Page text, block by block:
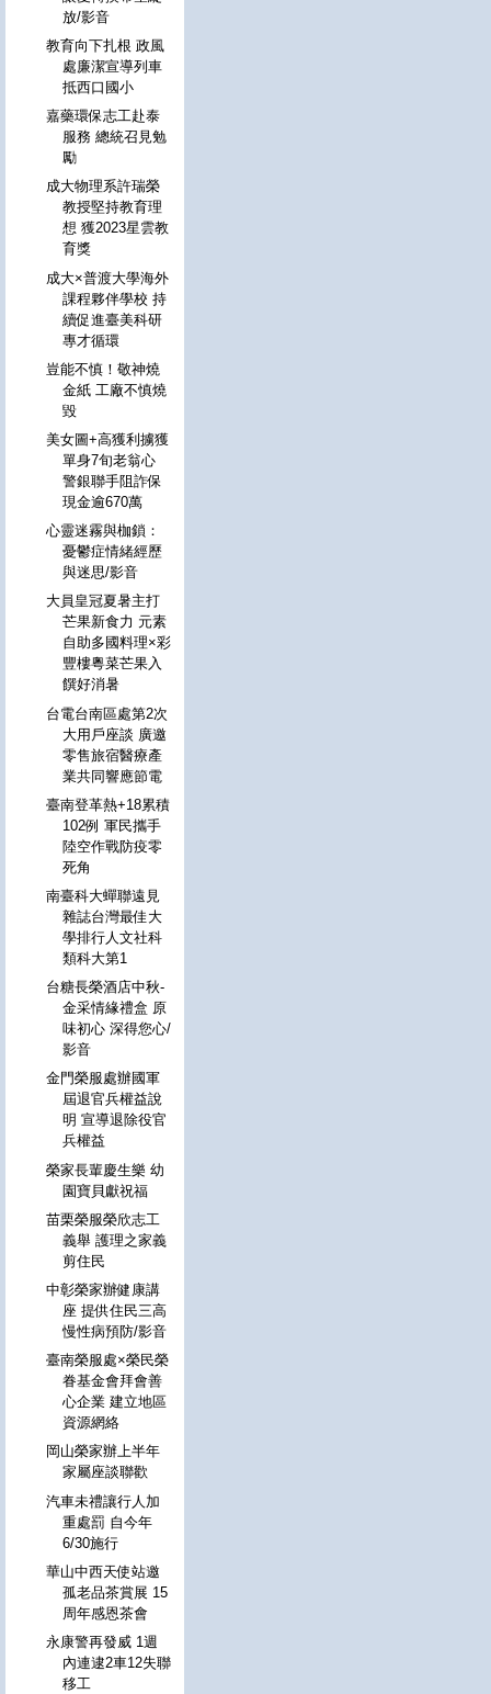
放/影音
教育向下扎根 政風
處廉潔宣導列車
抵西口國小
嘉藥環保志工赴泰
服務 總統召見勉
勵
成大物理系許瑞榮
教授堅持教育理
想 獲2023星雲教
育獎
成大×普渡大學海外
課程夥伴學校 持
續促進臺美科研
專才循環
豈能不慎！敬神燒
金紙 工廠不慎燒
毀
美女圖+高獲利擄獲
單身7旬老翁心
警銀聯手阻詐保
現金逾670萬
心靈迷霧與枷鎖：
憂鬱症情緒經歷
與迷思/影音
大員皇冠夏暑主打
芒果新食力 元素
自助多國料理×彩
豐樓粵菜芒果入
饌好消暑
台電台南區處第2次
大用戶座談 廣邀
零售旅宿醫療產
業共同響應節電
臺南登革熱+18累積
102例 軍民攜手
陸空作戰防疫零
死角
南臺科大蟬聯遠見
雜誌台灣最佳大
學排行人文社科
類科大第1
台糖長榮酒店中秋-
金采情緣禮盒 原
味初心 深得您心/
影音
金門榮服處辦國軍
屆退官兵權益說
明 宣導退除役官
兵權益
榮家長輩慶生樂 幼
園寶貝獻祝福
苗栗榮服榮欣志工
義舉 護理之家義
剪住民
中彰榮家辦健康講
座 提供住民三高
慢性病預防/影音
臺南榮服處×榮民榮
眷基金會拜會善
心企業 建立地區
資源網絡
岡山榮家辦上半年
家屬座談聯歡
汽車未禮讓行人加
重處罰 自今年
6/30施行
華山中西天使站邀
孤老品茶賞展 15
周年感恩茶會
永康警再發威 1週
內連逮2車12失聯
移工